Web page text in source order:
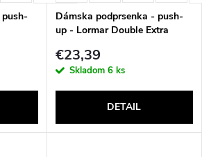
Dámska podprsenka - push-
up - Lormar Double Extra
€23,39
Skladom 6 ks
DETAIL